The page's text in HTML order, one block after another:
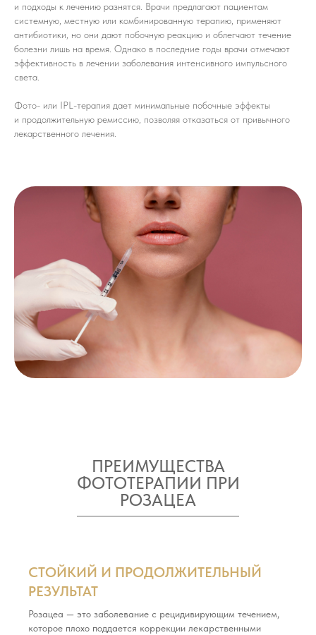
и подходы к лечению разнятся. Врачи предлагают пациентам
системную, местную или комбинированную терапию, применяют
антибиотики, но они дают побочную реакцию и облегчают течение
болезни лишь на время. Однако в последние годы врачи отмечают
эффективность в лечении заболевания интенсивного импульсного
света.
Фото- или IPL-терапия дает минимальные побочные эффекты
и продолжительную ремиссию, позволяя отказаться от привычного
лекарственного лечения.
ПРЕИМУЩЕСТВА
ФОТОТЕРАПИИ ПРИ
РОЗАЦЕА
СТОЙКИЙ И ПРОДОЛЖИТЕЛЬНЫЙ
РЕЗУЛЬТАТ
Розацеа — это заболевание с рецидивирующим течением,
которое плохо поддается коррекции лекарственными